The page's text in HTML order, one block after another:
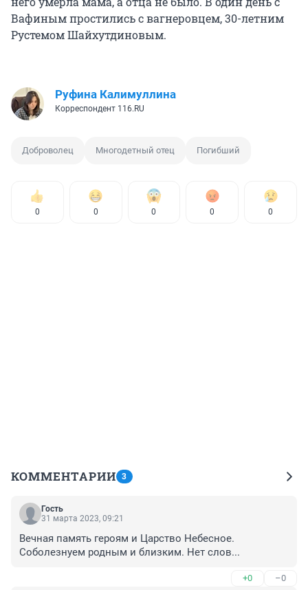
Вафиным простились с вагнеровцем, 30-летним
Рустемом Шайхутдиновым.
Руфина Калимуллина
Корреспондент 116.RU
Доброволец Многодетный отец Погибший
0 0 0 0 0
КОММЕНТАРИИ 3
Гость
31 марта 2023, 09:21
Вечная память героям и Царство Небесное.
Соболезнуем родным и близким. Нет слов...
+0 –0